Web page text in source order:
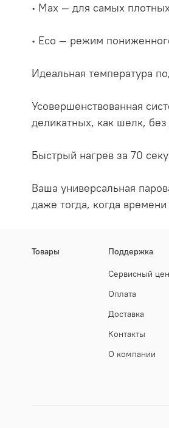
∙ Max — для самых
∙ Eco — режим
Идеальная температура
Усовершенствованная
деликатных, как шелк,
Быстрый нагрев за 70
Ваша универсальная
даже тогда, когда
Товары Поддержка
Сервисный
Оплата
Доставка
Контакты
О компании